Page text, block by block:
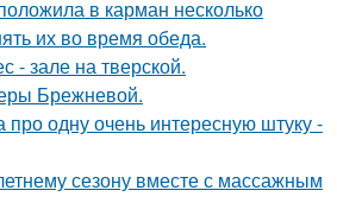
в карман несколько
их во время обеда.
- зале на тверской.
Брежневой.
про одну очень интересную штуку -
сезону вместе с массажным